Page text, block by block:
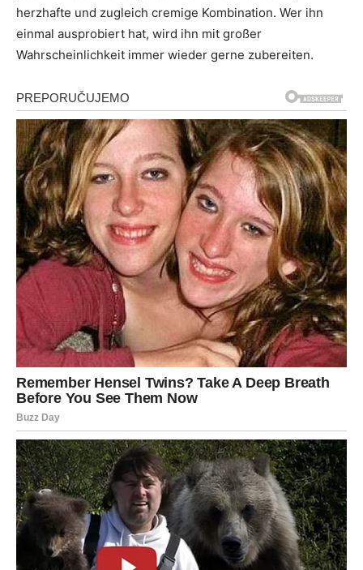
herzhafte und zugleich cremige Kombination. Wer ihn
einmal ausprobiert hat, wird ihn mit großer
Wahrscheinlichkeit immer wieder gerne zubereiten.